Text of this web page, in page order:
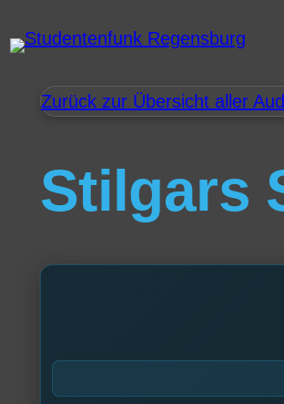
Zurück zur Übersicht aller
Stilgars